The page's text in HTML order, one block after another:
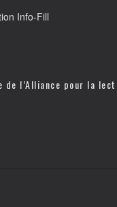
Info-Fill
de l’Alliance pour la